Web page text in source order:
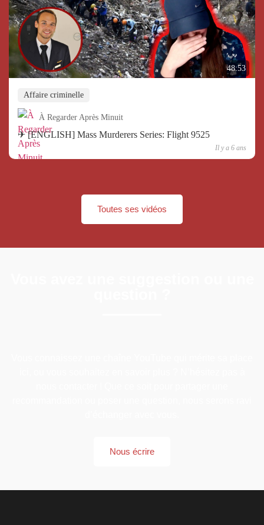
48:53
Affaire criminelle
À Regarder Après Minuit
✈ [ENGLISH] Mass Murderers Series: Flight 9525
Il y a 6 ans
Toutes ses vidéos
Nous écrire